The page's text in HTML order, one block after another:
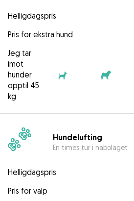
Helligdagspris
Pris for ekstra hund
Jeg tar
imot
hunder
opptil 45
kg
Hundelufting
En times tur i nabolaget
Helligdagspris
Pris for valp